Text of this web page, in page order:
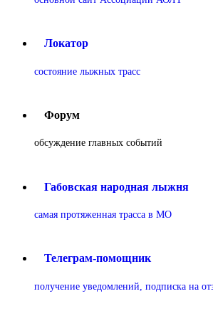
Локатор
состояние лыжных трасс
Форум
обсуждение главных событий
Габовская народная лыжня
самая протяженная трасса в МО
Телеграм-помощник
получение уведомлений, подписка на